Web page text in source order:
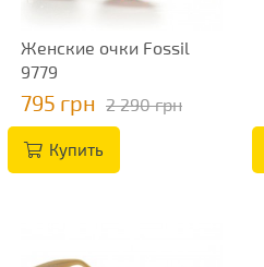
Женские очки Fossil
9779
795 грн 2 290 грн
Купить